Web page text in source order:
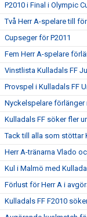
P2010 i Final i Olympic
Två Herr A-spelare till
Cupseger för P2011
Fem Herr A-spelare
Vinstlista Kulladals FF
Provspel i Kulladals FF
Nyckelspelare förlänger
Kulladals FF söker fler
Tack till alla som stöttar
Herr A-tränarna Vlado
Kul i Malmö med
Förlust för Herr A i
Kulladals FF F2010